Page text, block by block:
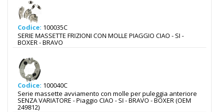
Codice: 100035C
SERIE MASSETTE FRIZIONI CON MOLLE PIAGGIO CIAO - SI -
BOXER - BRAVO
Codice: 100040C
Serie massette avviamento con molle per puleggia anteriore
SENZA VARIATORE - Piaggio CIAO - SI - BRAVO - BOXER (OEM
249812)